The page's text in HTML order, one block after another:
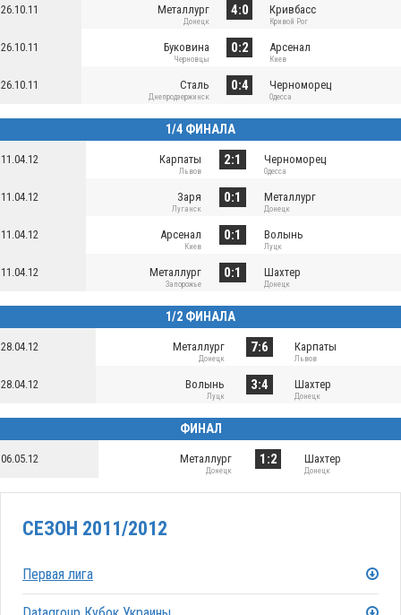
26.10.11 Металлург
Донецк
4:0 Кривбасс
Кривой Рог
26.10.11 Буковина
Черновцы
0:2 Арсенал
Киев
26.10.11 Сталь
Днепродзержинск
0:4 Черноморец
Одесса
1/4 ФИНАЛА
11.04.12 Карпаты
Львов
2:1 Черноморец
Одесса
11.04.12 Заря
Луганск
0:1 Металлург
Донецк
11.04.12 Арсенал
Киев
0:1 Волынь
Луцк
11.04.12 Металлург
Запорожье
0:1 Шахтер
Донецк
1/2 ФИНАЛА
28.04.12 Металлург
Донецк
7:6 Карпаты
Львов
28.04.12 Волынь
Луцк
3:4 Шахтер
Донецк
ФИНАЛ
06.05.12 Металлург
Донецк
1:2 Шахтер
Донецк
СЕЗОН 2011/2012
Первая лига